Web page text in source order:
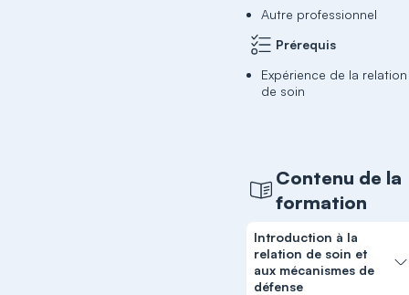
Autre professionnel
Prérequis
Expérience de la relation
de soin
Contenu de la
formation
Introduction à la
relation de soin et
aux mécanismes de
défense